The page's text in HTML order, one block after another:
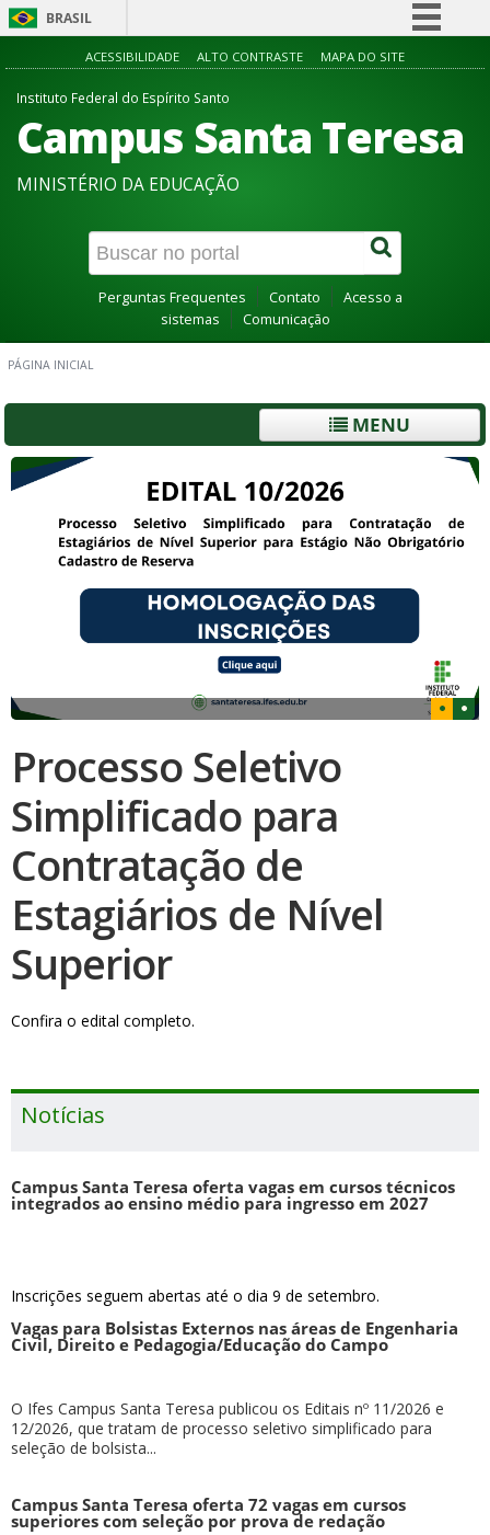
BRASIL
Simplifique!
Participe
Acesso à informação
Canais
ACESSIBILIDADE ALTO CONTRASTE MAPA DO SITE
Instituto Federal do Espírito Santo
Campus Santa Teresa
MINISTÉRIO DA EDUCAÇÃO
Perguntas Frequentes Contato
Acesso a
sistemas
Comunicação
PÁGINA INICIAL
MENU
Processo Seletivo
Simplificado para
Contratação de
Estagiários de Nível
Superior
Confira o edital completo.
Notícias
Campus Santa Teresa oferta vagas em cursos técnicos
integrados ao ensino médio para ingresso em 2027
Inscrições seguem abertas até o dia 9 de setembro.
Vagas para Bolsistas Externos nas áreas de Engenharia
Civil, Direito e Pedagogia/Educação do Campo
O Ifes Campus Santa Teresa publicou os Editais nº 11/2026 e
12/2026, que tratam de processo seletivo simplificado para
seleção de bolsista...
Campus Santa Teresa oferta 72 vagas em cursos
superiores com seleção por prova de redação